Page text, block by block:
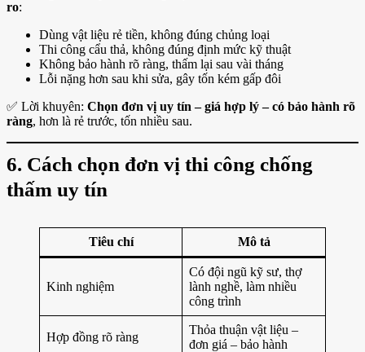
ro:
Dùng vật liệu rẻ tiền, không đúng chủng loại
Thi công cẩu thả, không đúng định mức kỹ thuật
Không bảo hành rõ ràng, thấm lại sau vài tháng
Lỗi nặng hơn sau khi sửa, gây tốn kém gấp đôi
✅ Lời khuyên: Chọn đơn vị uy tín – giá hợp lý – có bảo hành rõ
ràng, hơn là rẻ trước, tốn nhiều sau.
6. Cách chọn đơn vị thi công chống
thấm uy tín
Tiêu chí Mô tả
Kinh nghiệm
Có đội ngũ kỹ sư, thợ
lành nghề, làm nhiều
công trình
Hợp đồng rõ ràng
Thỏa thuận vật liệu –
đơn giá – bảo hành